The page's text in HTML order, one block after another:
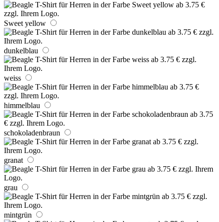
Sweet yellow
dunkelblau
weiss
himmelblau
schokoladenbraun
granat
grau
mintgrün